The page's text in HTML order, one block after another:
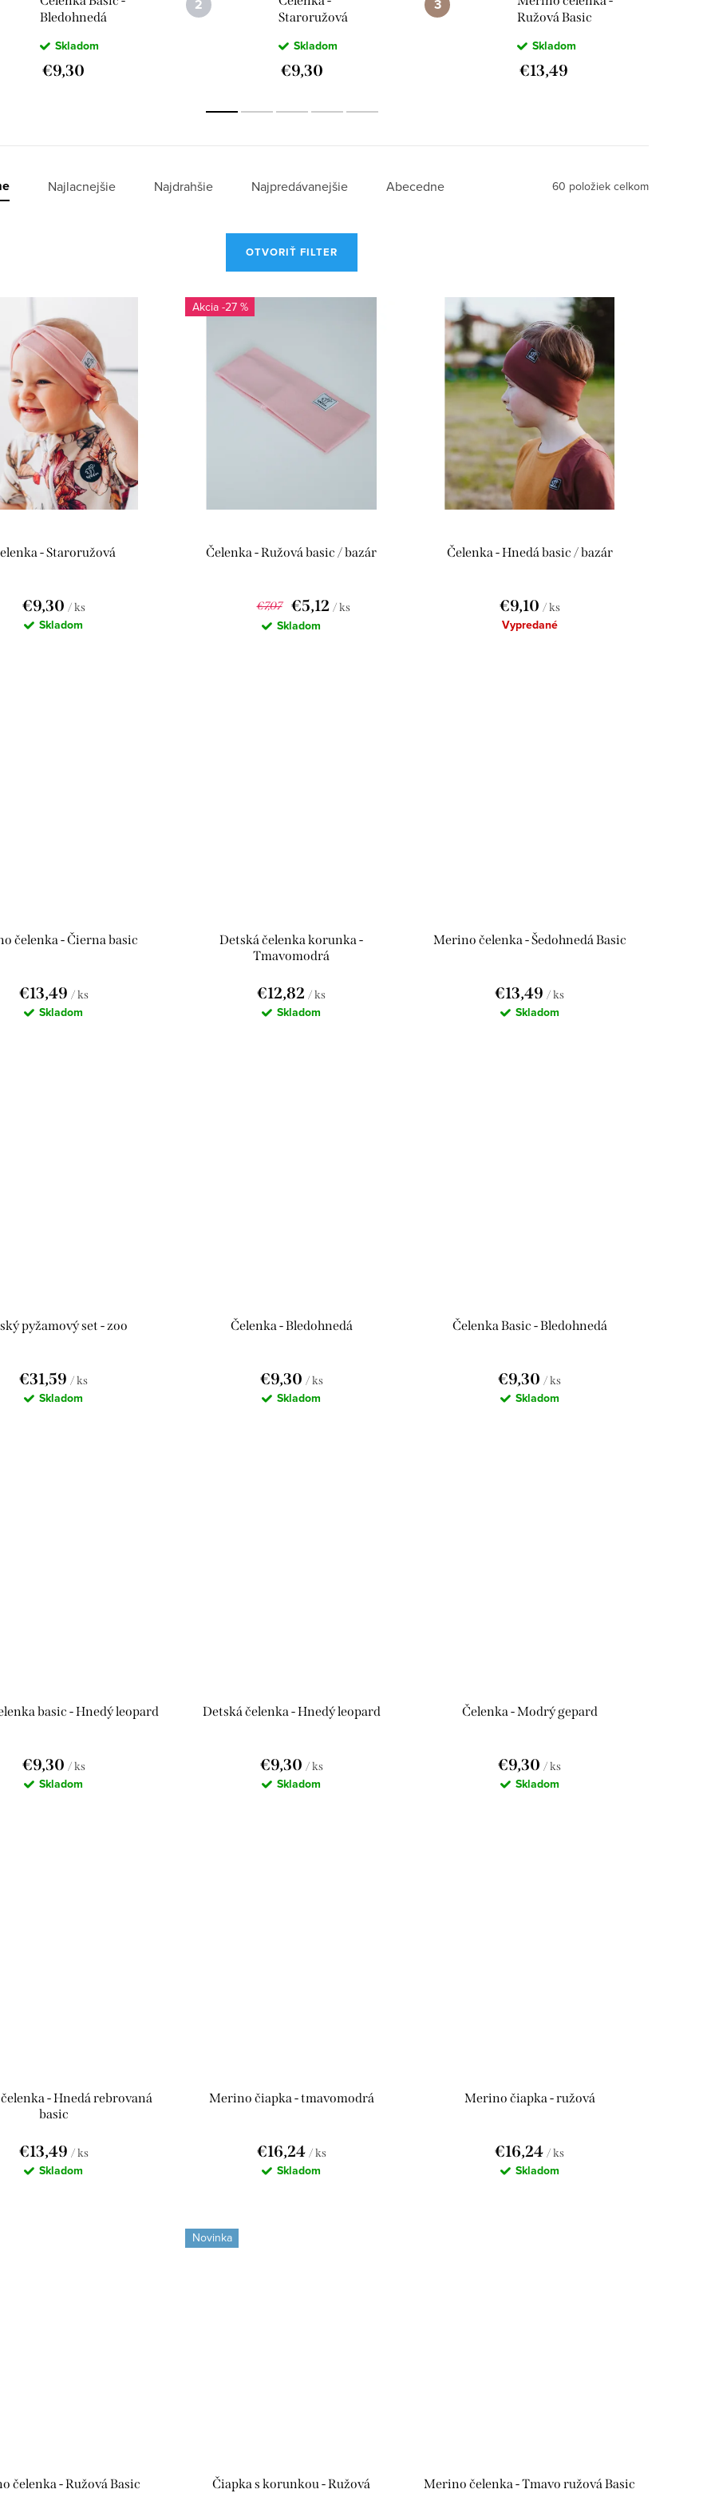
Bledohnedá
Skladom
€9,30
Staroružová
Skladom
€9,30
Ružová Basic
Skladom
€13,49
Najlacnejšie Najdrahšie Najpredávanejšie Abecedne 60 položiek celkom
OTVORIŤ FILTER
- Staroružová
€9,30 / ks
Skladom
-27 %
Čelenka - Ružová basic / bazár
€7,07 €5,12/ ks
Skladom
Čelenka - Hnedá basic / bazár
€9,10 / ks
Vypredané
čelenka - Čierna basic
€13,49 / ks
Skladom
Detská čelenka korunka -
Tmavomodrá
€12,82 / ks
Skladom
Merino čelenka - Šedohnedá Basic
€13,49 / ks
Skladom
pyžamový set - zoo
€31,59/ ks
Skladom
Čelenka - Bledohnedá
€9,30 / ks
Skladom
Čelenka Basic - Bledohnedá
€9,30/ ks
Skladom
basic - Hnedý leopard
€9,30 / ks
Skladom
Detská čelenka - Hnedý leopard
€9,30 / ks
Skladom
Čelenka - Modrý gepard
€9,30/ ks
Skladom
- Hnedá rebrovaná
basic
€13,49 / ks
Skladom
Merino čiapka - tmavomodrá
€16,24 / ks
Skladom
Merino čiapka - ružová
€16,24 / ks
Skladom
čelenka - Ružová Basic
Novinka
Čiapka s korunkou - Ružová Merino čelenka - Tmavo ružová Basic